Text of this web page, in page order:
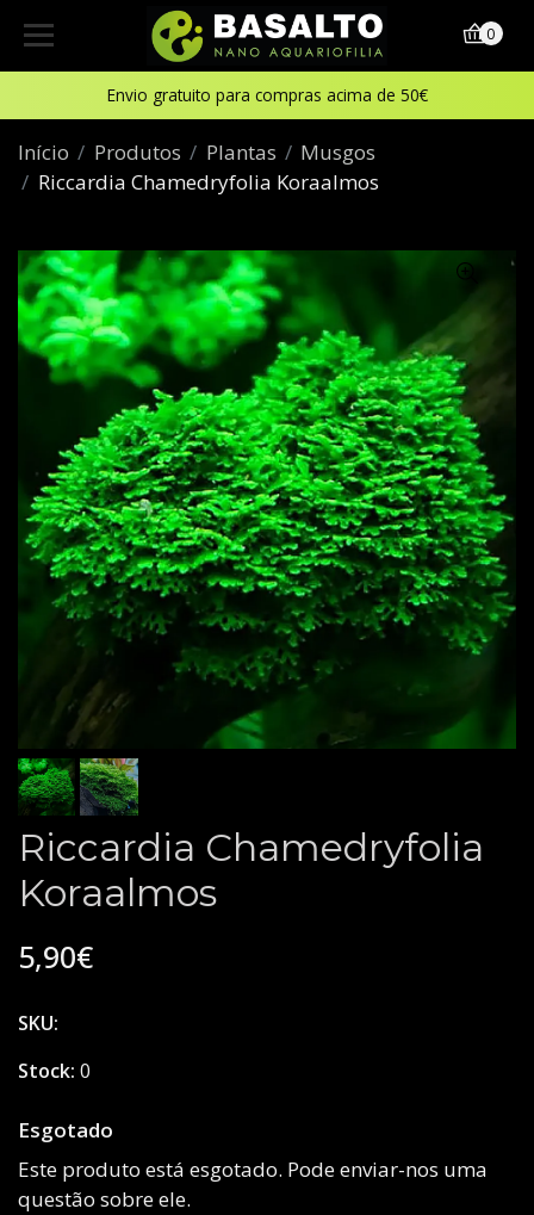
Envio gratuito para compras acima de 50€
0
Início Produtos Plantas
Musgos
Riccardia Chamedryfolia Koraalmos
Riccardia Chamedryfolia
Koraalmos
5,90€
SKU:
Stock: 0
Esgotado
Este produto está esgotado. Pode enviar-nos uma
questão sobre ele.